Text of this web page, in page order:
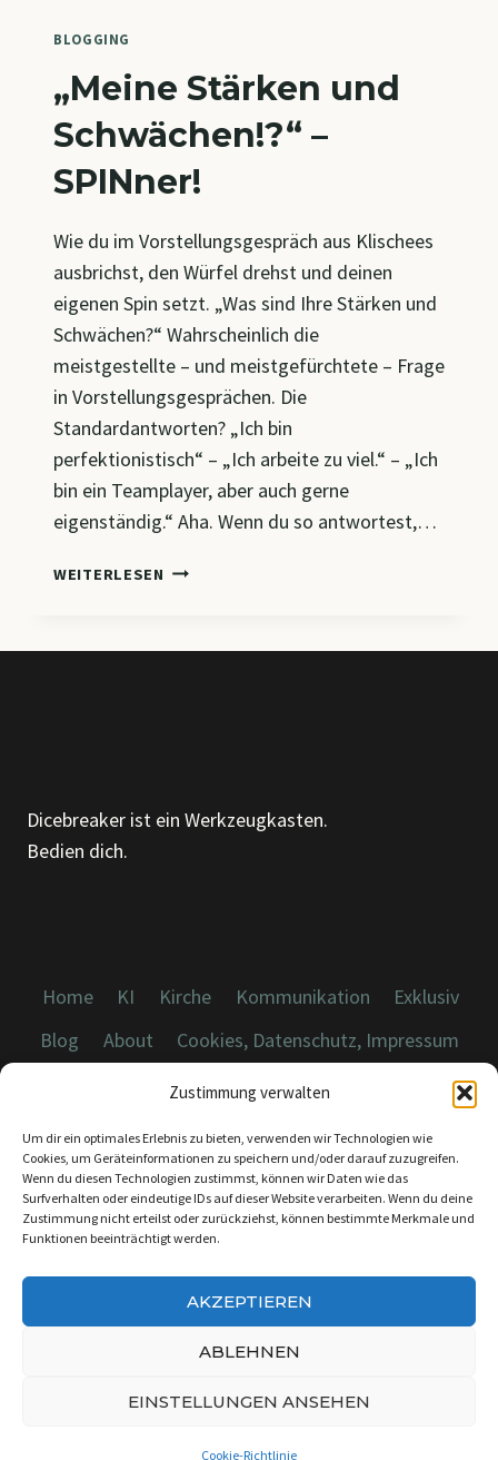
Zustimmung verwalten
Um dir ein optimales Erlebnis zu bieten, verwenden wir Technologien wie
Cookies, um Geräteinformationen zu speichern und/oder darauf zuzugreifen.
Wenn du diesen Technologien zustimmst, können wir Daten wie das
Surfverhalten oder eindeutige IDs auf dieser Website verarbeiten. Wenn du deine
Zustimmung nicht erteilst oder zurückziehst, können bestimmte Merkmale und
Funktionen beeinträchtigt werden.
AKZEPTIEREN
ABLEHNEN
EINSTELLUNGEN ANSEHEN
Cookie-Richtlinie
BLOGGING
„Meine Stärken und
Schwächen!?“ –
SPINner!
Wie du im Vorstellungsgespräch aus Klischees
ausbrichst, den Würfel drehst und deinen
eigenen Spin setzt. „Was sind Ihre Stärken und
Schwächen?“ Wahrscheinlich die
meistgestellte – und meistgefürchtete – Frage
in Vorstellungsgesprächen. Die
Standardantworten? „Ich bin
perfektionistisch“ – „Ich arbeite zu viel.“ – „Ich
bin ein Teamplayer, aber auch gerne
eigenständig.“ Aha. Wenn du so antwortest,…
WEITERLESEN „MEINE
Dicebreaker ist ein Werkzeugkasten.
Bedien dich.
Home KI Kirche Kommunikation
Exklusiv
Blog
About Cookies, Datenschutz, Impressum
© 2026 Dicebreaker.de - Alle Rechte vorbehalten
INFO@DICEBREAKER.DE